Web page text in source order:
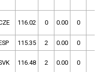
116.02 0 0.00 0
115.35 2 0.00 0
116.48 2 0.00 0